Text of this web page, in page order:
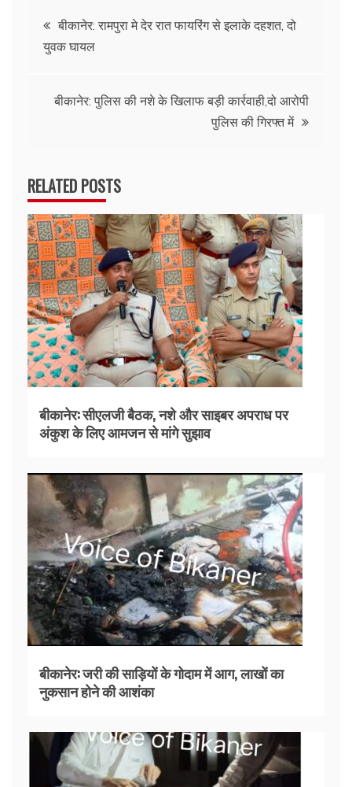
Post
navigation
बीकानेर: रामपुरा मे देर रात फायरिंग से इलाके दहशत, दो
युवक घायल
बीकानेर: पुलिस की नशे के खिलाफ बड़ी कार्रवाही,दो आरोपी
पुलिस की गिरफ्त में
RELATED POSTS
बीकानेर: सीएलजी बैठक, नशे और साइबर अपराध पर
अंकुश के लिए आमजन से मांगे सुझाव
बीकानेर: जरी की साड़ियों के गोदाम में आग, लाखों का
नुकसान होने की आशंका